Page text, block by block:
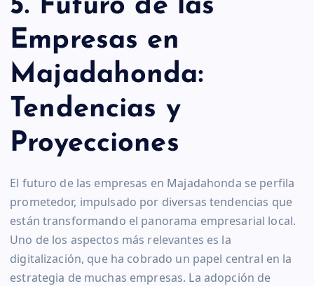
5. Futuro de las
Empresas en
Majadahonda:
Tendencias y
Proyecciones
El futuro de las empresas en Majadahonda se perfila
prometedor, impulsado por diversas tendencias que
están transformando el panorama empresarial local.
Uno de los aspectos más relevantes es la
digitalización, que ha cobrado un papel central en la
estrategia de muchas empresas. La adopción de